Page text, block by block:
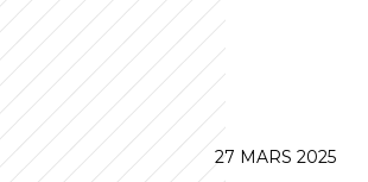
27 MARS 2025